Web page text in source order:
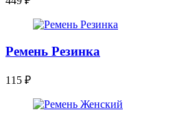
Ремень Резинка
115 ₽